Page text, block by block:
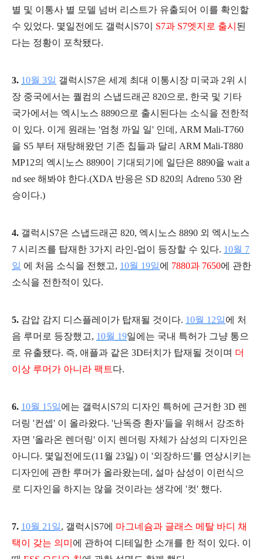
별 및 이통사 별 모델 넘버 리스트가 유출되어 이를 확인할
수 있었다. 몇일전에도 갤럭시S7이
S7과 S7엣지로 출시 된
다는 정황이 포착됐다.
3. 10월 3일 갤럭시S7은 세계 최대 이통시장 미국과 2위 시
장 중국에서는 퀄컴의 스냅드래곤 820으로, 한국 및 기타
국가에서는 엑시노스 8890으로 출시된다는 소식을 전한적
이 있다. 이게 원래는 '엄청 까일 일' 인데, ARM Mali-T760
을 S5 부터 재탕해왔던 기존 칩들과 달리 ARM Mali-T880
MP12의 엑시노스 8890이 기대되기에 일단은 8890을 wait a
nd see 해봐야 한다.(XDA 반응은 SD 820의 Adreno 530 완
승이다.)
4. 갤럭시S7은 스냅드래곤 820, 엑시노스 8890 외 엑시노스
7 시리즈를 탑재한 3가지 라인-업이 등장할 수 있다. 10월 7
일 에 처음 소식을 전했고, 10월 19일에 7880과 7650에 관한
소식을 전한적이 있다.
5. 감압 감지 디스플레이가 탑재될 것이다. 10월 12일에 처
음 루머로 등장했고, 10월 19일에는 국내 특허가 그냥 통으
로 유출됐다. 즉, 애플과 같은 3D터치가 탑재될 것이며 더
이상 루머가 아니라 팩트다.
6. 10월 15일에는 갤럭시S7의 디자인 특허에 근거한 3D 렌
더링 '컨셉' 이 올라왔다. '난독증 환자'들을 위해서 강조하
자면 '올라온 렌더링' 이지 렌더링 자체가 삼성의 디자인은
아니다. 몇일전에도(11월 23일) 이 '외장하드'를 연상시키는
디자인에 관한 루머가 올라왔는데, 설마 삼성이 이런식으
로 디자인을 하지는 않을 것이라는 생각에 '컷' 했다.
7. 10월 21일, 갤럭시S7에 마그네슘과 글래스 메탈 바디 채
택이 갖는 의미 에 관하여 디테일한 소개를 한 적이 있다. 이